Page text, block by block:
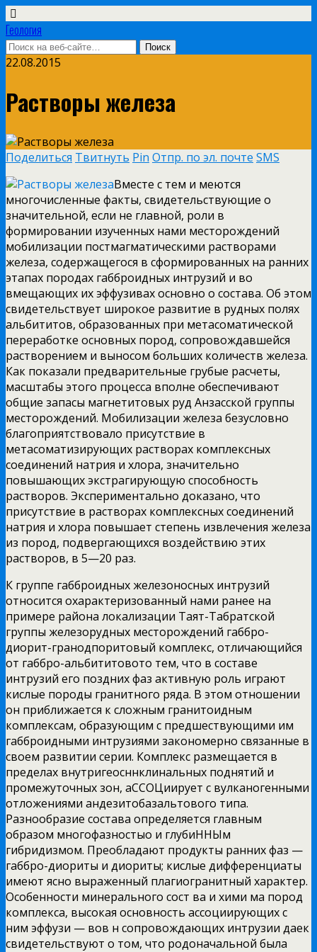
Геология
22.08.2015
Растворы железа
Поделиться Твитнуть Pin Отпр. по эл. почте SMS
Вместе с тем и меются
многочисленные факты, свидетельствующие о
значительной, если не главной, роли в
формировании изученных нами месторождений
мобилизации постмагматическими растворами
железа, содержащегося в сформированных на ранних
этапах породах габброидных интрузий и во
вмещающих их эффузивах основно о состава. Об этом
свидетельствует широкое развитие в рудных полях
альбититов, образованных при метасоматической
переработке основных пород, сопровождавшейся
растворением и выносом больших количеств железа.
Как показали предварительные грубые расчеты,
масштабы этого процесса вполне обеспечивают
общие запасы магнетитовых руд Анзасской группы
месторождений. Мобилизации железа безусловно
благоприятствовало присутствие в
метасоматизирующих растворах комплексных
соединений натрия и хлора, значительно
повышающих экстрагирующую способность
растворов. Экспериментально доказано, что
присутствие в растворах комплексных соединений
натрия и хлора повышает степень извлечения железа
из пород, подвергающихся воздействию этих
растворов, в 5—20 раз.
К группе габброидных железоносных интрузий
относится охарактеризованный нами ранее на
примере района локализации Таят-Табратской
группы железорудных месторождений габбро-
диорит-гранодпоритовый комплекс, отличающийся
от габбро-альбититовото тем, что в составе
интрузий его поздних фаз активную роль играют
кислые породы гранитного ряда. В этом отношении
он приближается к сложным гранитоидным
комплексам, образующим с предшествующими им
габброидными интрузиями закономерно связанные в
своем развитии серии. Комплекс размещается в
пределах внутригеосннклинальных поднятий и
промежуточных зон, аССОЦиирует с вулканогенными
отложениями андезитобазальтового типа.
Разнообразие состава определяется главным
образом многофазностыо и глубиННЫм
гибридизмом. Преобладают продукты ранних фаз —
габбро-диориты и диориты; кислые дифференциаты
имеют ясно выраженный плагиогранитный характер.
Особенности минерального сост ва и хими ма пород
комплекса, высокая основность ассоциирующих с
ним эффузи — вов н сопровождающих интрузии даек
свидетельствуют о том, что родоначальной была